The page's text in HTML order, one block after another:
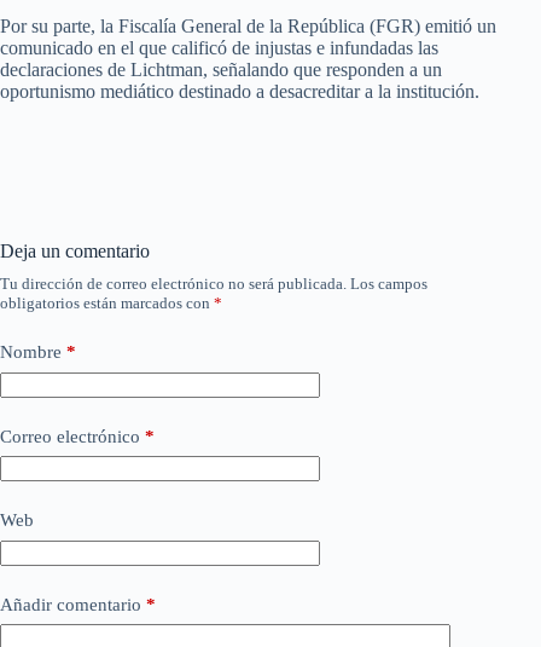
Por su parte, la Fiscalía General de la República (FGR) emitió un
comunicado en el que calificó de injustas e infundadas las
declaraciones de Lichtman, señalando que responden a un
oportunismo mediático destinado a desacreditar a la institución.
Deja un comentario
Tu dirección de correo electrónico no será publicada. Los campos
obligatorios están marcados con *
Nombre *
Correo electrónico *
Web
Añadir comentario *